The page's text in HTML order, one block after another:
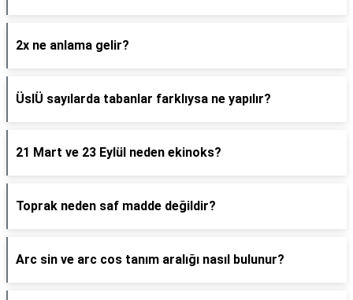
2x ne anlama gelir?
ÜslÜ sayılarda tabanlar farklıysa ne yapılır?
21 Mart ve 23 Eylül neden ekinoks?
Toprak neden saf madde değildir?
Arc sin ve arc cos tanım aralığı nasıl bulunur?